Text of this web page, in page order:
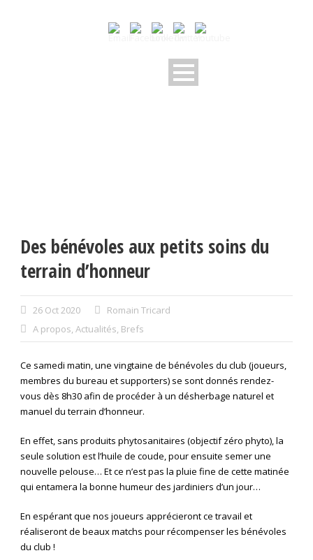
Des bénévoles aux petits soins du
terrain d’honneur
26 Oct 2020
Romain Tricard
A propos, Actualités, Brefs
Ce samedi matin, une vingtaine de bénévoles du club (joueurs,
membres du bureau et supporters) se sont donnés rendez-
vous dès 8h30 afin de procéder à un désherbage naturel et
manuel du terrain d’honneur.
En effet, sans produits phytosanitaires (objectif zéro phyto), la
seule solution est l’huile de coude, pour ensuite semer une
nouvelle pelouse… Et ce n’est pas la pluie fine de cette matinée
qui entamera la bonne humeur des jardiniers d’un jour…
En espérant que nos joueurs apprécieront ce travail et
réaliseront de beaux matchs pour récompenser les bénévoles
du club !